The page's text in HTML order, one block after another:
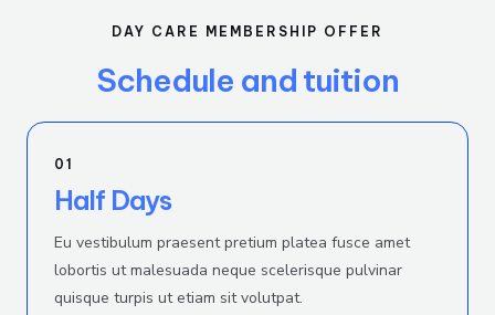
DAY CARE MEMBERSHIP OFFER
Schedule and tuition
01
Half Days
Eu vestibulum praesent pretium platea fusce amet
lobortis ut malesuada neque scelerisque pulvinar
quisque turpis ut etiam sit volutpat.